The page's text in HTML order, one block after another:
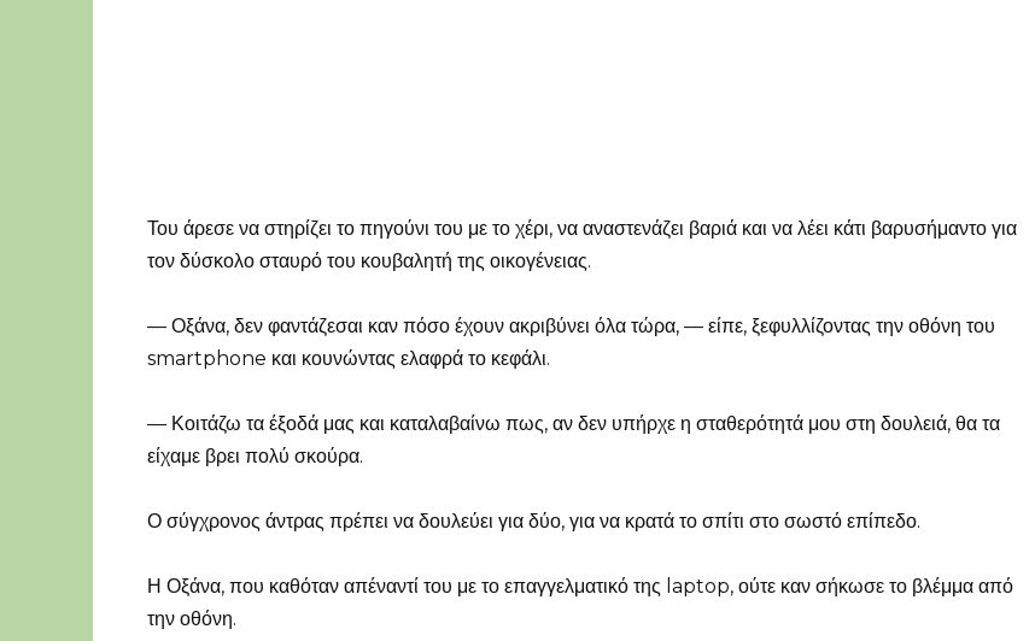
Του άρεσε να στηρίζει το πηγούνι του με το χέρι, να αναστενάζει βαριά και να λέει κάτι βαρυσήμαντο για
τον δύσκολο σταυρό του κουβαλητή της οικογένειας.
— Οξάνα, δεν φαντάζεσαι καν πόσο έχουν ακριβύνει όλα τώρα, — είπε, ξεφυλλίζοντας την οθόνη του
smartphone και κουνώντας ελαφρά το κεφάλι.
— Κοιτάζω τα έξοδά μας και καταλαβαίνω πως, αν δεν υπήρχε η σταθερότητά μου στη δουλειά, θα τα
είχαμε βρει πολύ σκούρα.
Ο σύγχρονος άντρας πρέπει να δουλεύει για δύο, για να κρατά το σπίτι στο σωστό επίπεδο.
Η Οξάνα, που καθόταν απέναντί του με το επαγγελματικό της laptop, ούτε καν σήκωσε το βλέμμα από
την οθόνη.